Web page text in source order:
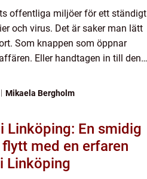
offentliga miljöer för ett ständigt
och virus. Det är saker man lätt
Som knappen som öppnar
Eller handtagen in till den
Mikaela Bergholm
Linköping: En smidig
med en erfaren
Linköping